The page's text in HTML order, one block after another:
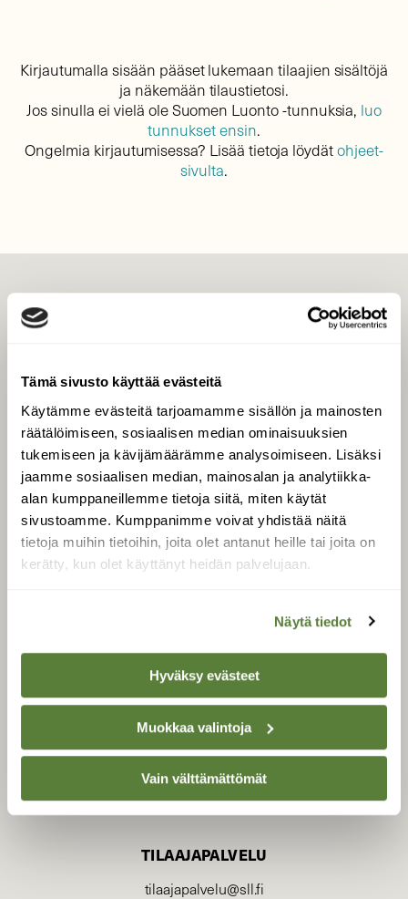
Tämä sivusto käyttää evästeitä
Käytämme evästeitä tarjoamamme sisällön ja mainosten
räätälöimiseen, sosiaalisen median ominaisuuksien
tukemiseen ja kävijämäärämme analysoimiseen. Lisäksi
jaamme sosiaalisen median, mainosalan ja analytiikka-
alan kumppaneillemme tietoja siitä, miten käytät
sivustoamme. Kumppanimme voivat yhdistää näitä
tietoja muihin tietoihin, joita olet antanut heille tai joita on
kerätty, kun olet käyttänyt heidän palvelujaan.
Näytä tiedot
Hyväksy evästeet
Muokkaa valintoja
Vain välttämättömät
Kirjautumalla sisään pääset lukemaan tilaajien sisältöjä
ja näkemään tilaustietosi.
Jos sinulla ei vielä ole Suomen Luonto -tunnuksia, luo
tunnukset ensin.
Ongelmia kirjautumisessa? Lisää tietoja löydätohjeet-
sivulta.
Tilaa digilukuoikeus
Äänestä parasta juttua
Tilaa uutiskirje
SUOMEN LUONNON­
SUOJELU­LIITTO
Suomen Luonto -lehden
luonnonsuojelu­liitto.
TILAAJAPALVELU
tilaajapalvelu@sll.fi